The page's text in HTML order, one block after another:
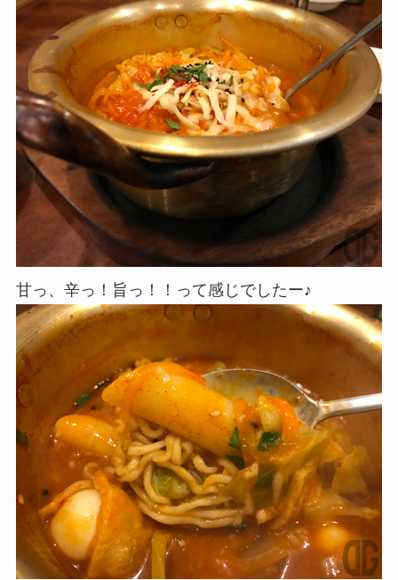
甘っ、辛っ！旨っ！！って感じでしたー♪